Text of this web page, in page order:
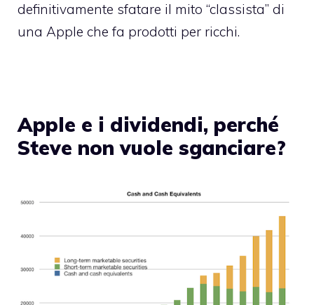
definitivamente sfatare il mito “classista” di
una Apple che fa prodotti per ricchi.
Apple e i dividendi, perché
Steve non vuole sganciare?